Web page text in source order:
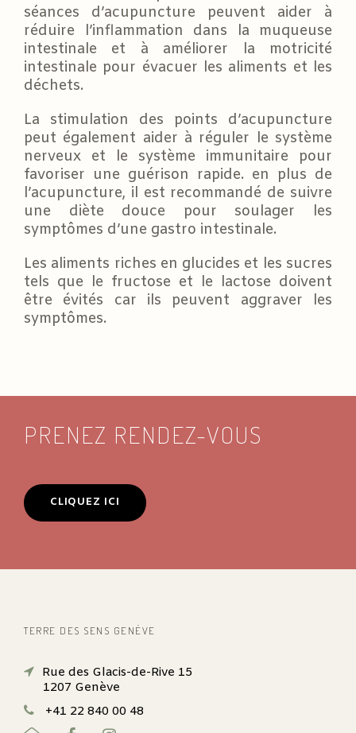
séances d’acupuncture peuvent aider à
réduire l’inflammation dans la muqueuse
intestinale et à améliorer la motricité
intestinale pour évacuer les aliments et les
déchets.
La stimulation des points d’acupuncture
peut également aider à réguler le système
nerveux et le système immunitaire pour
favoriser une guérison rapide. en plus de
l’acupuncture, il est recommandé de suivre
une diète douce pour soulager les
symptômes d’une gastro intestinale.
Les aliments riches en glucides et les sucres
tels que le fructose et le lactose doivent
être évités car ils peuvent aggraver les
symptômes.
PRENEZ RENDEZ-VOUS
CLIQUEZ ICI
TERRE DES SENS GENÈVE
Rue des Glacis-de-Rive 15
1207 Genève
+41 22 840 00 48